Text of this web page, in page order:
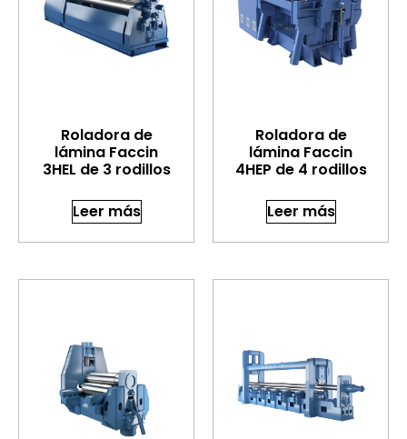
Roladora de
lámina Faccin
3HEL de 3 rodillos
Leer más
Roladora de
lámina Faccin
4HEP de 4 rodillos
Leer más